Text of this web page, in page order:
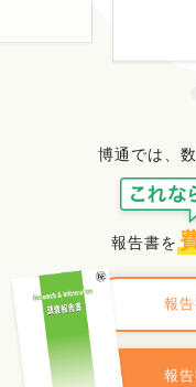
博通では、
報告書を
報
報